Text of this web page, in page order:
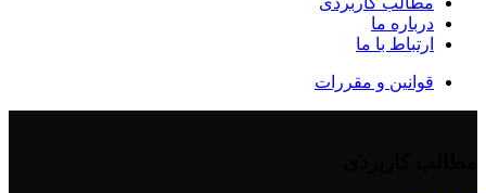
درباره ما
ارتباط با ما
قوانین و مقررات